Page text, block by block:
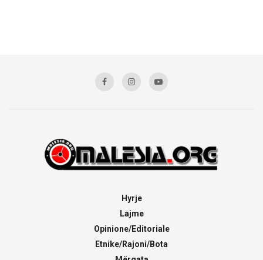
Hyrje
Lajme
Opinione/Editoriale
Etnike/Rajoni/Bota